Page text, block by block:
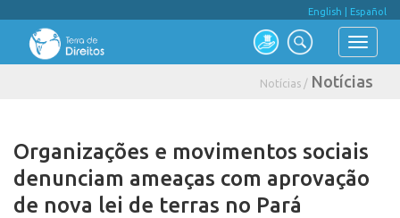
English Español
Notícias / Notícias
Organizações e movimentos sociais
denunciam ameaças com aprovação
de nova lei de terras no Pará